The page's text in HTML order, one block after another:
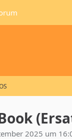
2025 um